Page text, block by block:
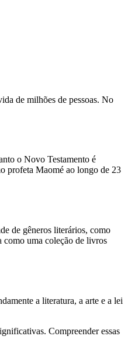
de milhões de pessoas. No
o Novo Testamento é
profeta Maomé ao longo de 23
de gêneros literários, como
como uma coleção de livros
a literatura, a arte e a lei
Compreender essas